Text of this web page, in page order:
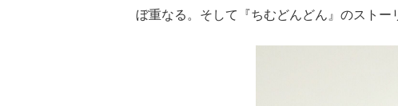
ぼ重なる。そして『ちむどんどん』のストー